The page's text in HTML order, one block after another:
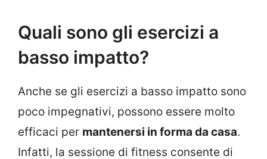
Quali sono gli esercizi a
basso impatto?
Anche se gli esercizi a basso impatto sono
poco impegnativi, possono essere molto
efficaci per mantenersi in forma da casa.
Infatti, la sessione di fitness consente di